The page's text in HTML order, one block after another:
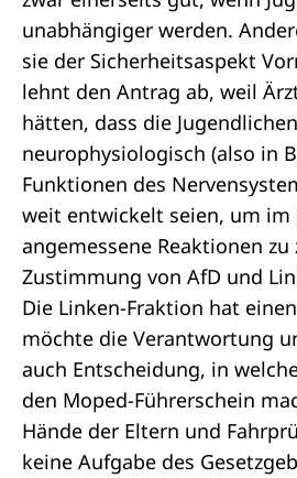
unabhängiger werden.
sie der Sicherheitsaspekt
lehnt den Antrag ab, weil
hätten, dass die
neurophysiologisch (also in
Funktionen des
weit entwickelt seien, um im
angemessene Reaktionen zu
Zustimmung von AfD und
Die Linken-Fraktion hat
möchte die Verantwortung
auch Entscheidung, in
den Moped-Führerschein
Hände der Eltern und
keine Aufgabe des